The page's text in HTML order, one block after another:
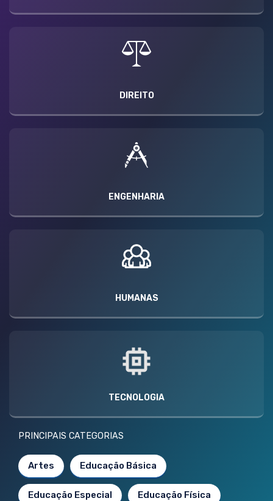
DIREITO
ENGENHARIA
HUMANAS
TECNOLOGIA
PRINCIPAIS CATEGORIAS
Artes Educação Básica
Educação Especial Educação Física